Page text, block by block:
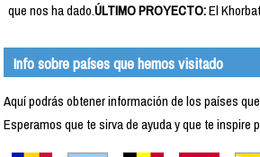
que nos ha dado.ÚLTIMO PROYECTO:El
Info sobre países que hemos visitado
Aquí podrás obtener información de los países
Esperamos que te sirva de ayuda y que te inspire